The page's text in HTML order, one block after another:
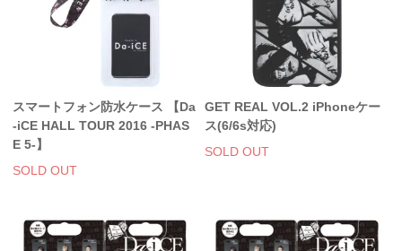
スマートフォン防水ケース 【Da
-iCE HALL TOUR 2016 -PHAS
E 5-】
SOLD OUT
GET REAL VOL.2 iPhoneケー
ス(6/6s対応)
SOLD OUT